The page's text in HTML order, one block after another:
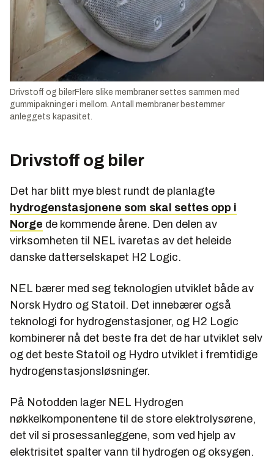
Drivstoff og bilerFlere slike membraner settes sammen med
gummipakninger i mellom. Antall membraner bestemmer
anleggets kapasitet.
Drivstoff og biler
Det har blitt mye blest rundt de planlagte
hydrogenstasjonene som skal settes opp i
Norge de kommende årene. Den delen av
virksomheten til NEL ivaretas av det heleide
danske datterselskapet H2 Logic.
NEL bærer med seg teknologien utviklet både av
Norsk Hydro og Statoil. Det innebærer også
teknologi for hydrogenstasjoner, og H2 Logic
kombinerer nå det beste fra det de har utviklet selv
og det beste Statoil og Hydro utviklet i fremtidige
hydrogenstasjonsløsninger.
På Notodden lager NEL Hydrogen
nøkkelkomponentene til de store elektrolysørene,
det vil si prosessanleggene, som ved hjelp av
elektrisitet spalter vann til hydrogen og oksygen.